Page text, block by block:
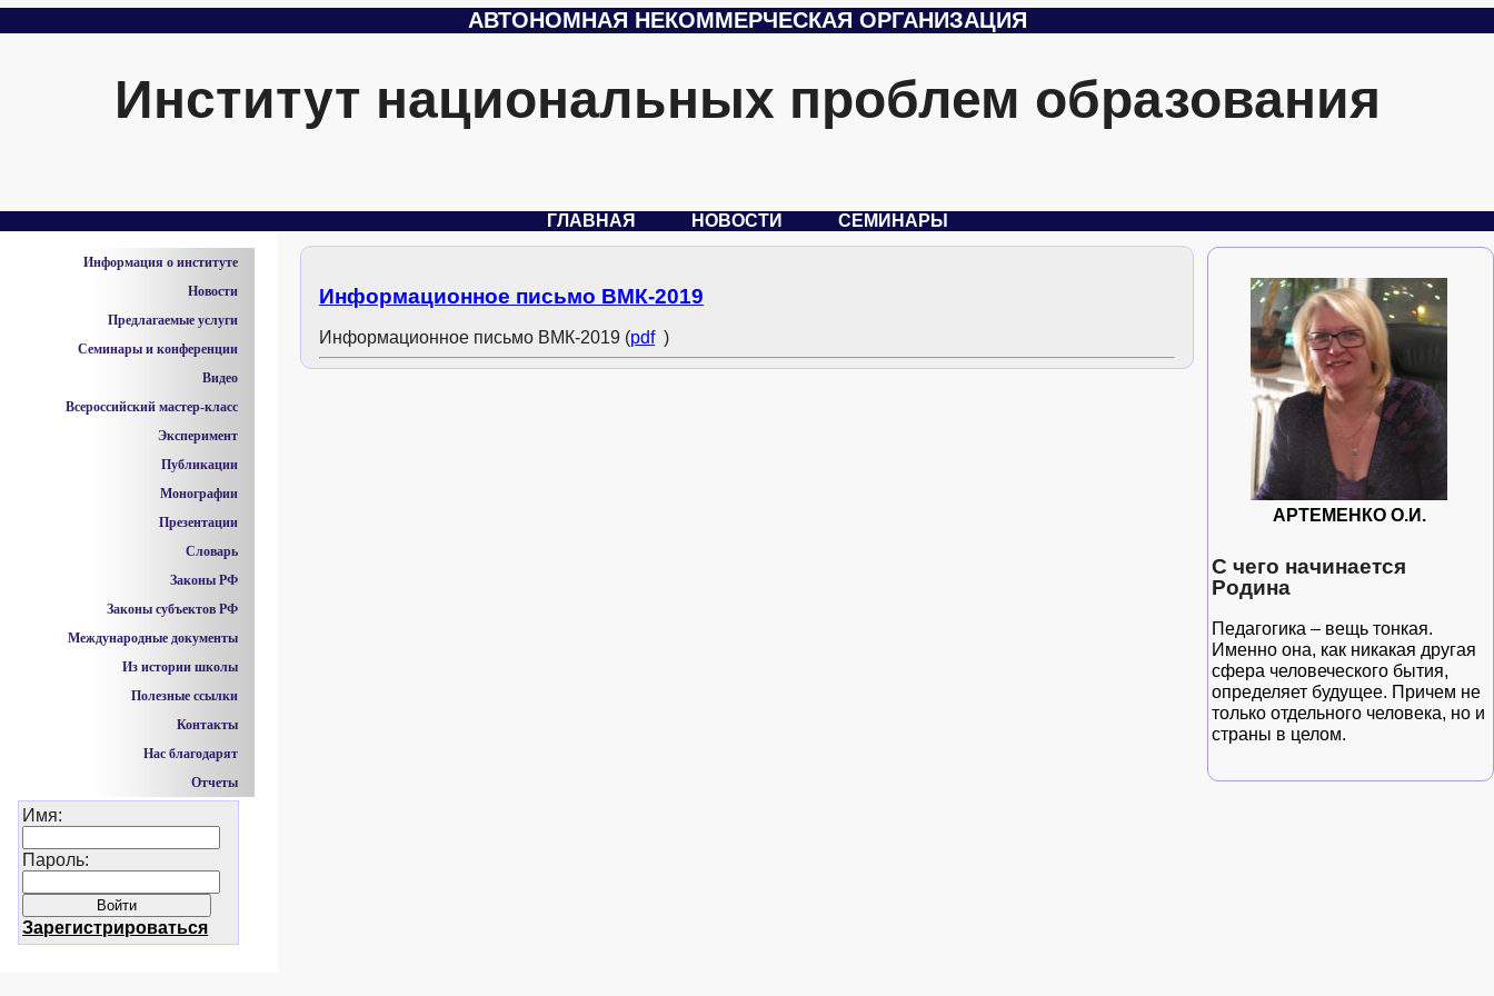
АВТОНОМНАЯ НЕКОММЕРЧЕСКАЯ ОРГАНИЗАЦИЯ
Институт национальных проблем образования
ГЛАВНАЯ НОВОСТИ СЕМИНАРЫ
Информационное письмо ВМК-2019
Информационное письмо ВМК-2019 (pdf)
Информация о институте
Новости
Предлагаемые услуги
Семинары и конференции
Видео
Всероссийский мастер-класс
Эксперимент
Публикации
Монографии
Презентации
Словарь
Законы РФ
Законы субъектов РФ
Международные документы
Из истории школы
Полезные ссылки
Контакты
Нас благодарят
Отчеты
Имя:
Пароль:
Зарегистрироваться
АРТЕМЕНКО О.И.
С чего начинается
Родина
Педагогика – вещь тонкая.
Именно она, как никакая другая
сфера человеческого бытия,
определяет будущее. Причем не
только отдельного человека, но и
страны в целом.